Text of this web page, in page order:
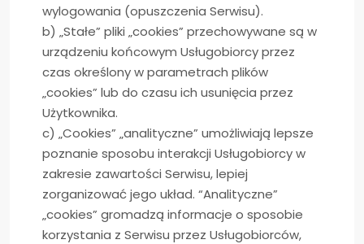
wylogowania (opuszczenia Serwisu).
b) „Stałe” pliki „cookies” przechowywane są w
urządzeniu końcowym Usługobiorcy przez
czas określony w parametrach plików
„cookies” lub do czasu ich usunięcia przez
Użytkownika.
c) „Cookies” „analityczne” umożliwiają lepsze
poznanie sposobu interakcji Usługobiorcy w
zakresie zawartości Serwisu, lepiej
zorganizować jego układ. “Analityczne”
„cookies” gromadzą informacje o sposobie
korzystania z Serwisu przez Usługobiorców,